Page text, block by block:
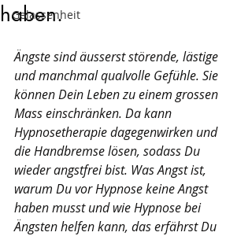
Gelassenheit
haben.
Ängste sind äusserst störende, lästige
und manchmal qualvolle Gefühle. Sie
können Dein Leben zu einem grossen
Mass einschränken. Da kann
Hypnosetherapie dagegenwirken und
die Handbremse lösen, sodass Du
wieder angstfrei bist. Was Angst ist,
warum Du vor Hypnose keine Angst
haben musst und wie Hypnose bei
Ängsten helfen kann, das erfährst Du